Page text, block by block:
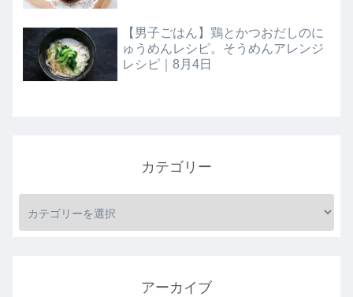
【男子ごはん】鶏とかつおだしのに
ゅうめんレシピ。そうめんアレンジ
レシピ｜8月4日
カテゴリー
アーカイブ